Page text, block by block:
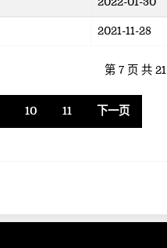
2021-11-28
第 7 页 共
10 11 下一页